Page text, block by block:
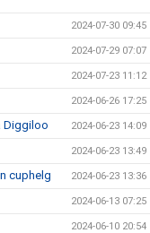
2024-07-30 09:45
2024-07-29 07:07
2024-07-23 11:12
2024-06-26 17:25
Diggiloo 2024-06-23 14:09
2024-06-23 13:49
cuphelg 2024-06-23 13:36
2024-06-13 07:25
2024-06-10 20:54